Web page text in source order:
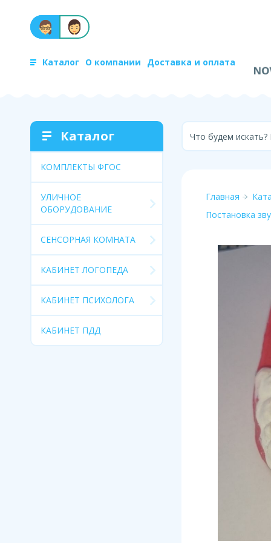
Каталог О компании Доставка и оплата
Каталог
КОМПЛЕКТЫ ФГОС
УЛИЧНОЕ
ОБОРУДОВАНИЕ
СЕНСОРНАЯ КОМНАТА
КАБИНЕТ ЛОГОПЕДА
КАБИНЕТ ПСИХОЛОГА
КАБИНЕТ ПДД
Что будем
Главная
Постановка